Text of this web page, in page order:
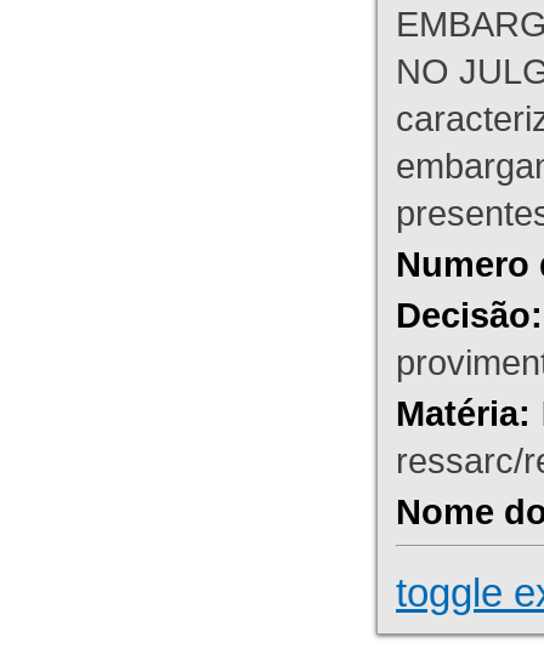
NO
Numero
Decisão:
Matéria:
ressarc/
Nome
toggle